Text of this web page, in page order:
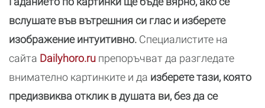
вслушате във вътрешния си глас и изберете
изображение интуитивно. Специалистите на
сайта Dailyhoro.ru препоръчват да разгледате
внимателно картинките и да изберете тази, която
предизвиква отклик в душата ви, без да се